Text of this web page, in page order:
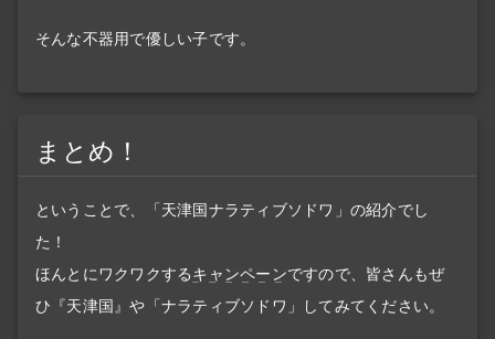
そんな不器用で優しい子です。
まとめ！
ということで、「天津国ナラティブソドワ」の紹介でし
た！
ほんとにワクワクするキャンペーンですので、皆さんもぜ
ひ『天津国』や「ナラティブソドワ」してみてください。